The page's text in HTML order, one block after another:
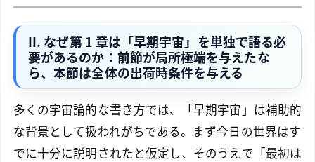
II. なぜ第 1 章は「早期宇宙」を単独で語る必
要があるのか：前節が局所極端を与えたな
ら、本節は全体の出荷時条件を与える
多くの宇宙論的な書き方では、「早期宇宙」は補助的
な背景として扱われがちである。まず今日の世界はす
でに十分に説明されたと仮定し、そのうえで「最初は